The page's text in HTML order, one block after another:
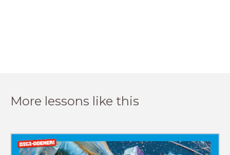
More lessons like this